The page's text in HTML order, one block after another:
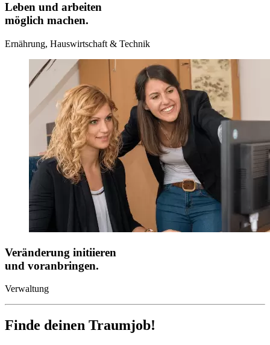
Leben und arbeiten
möglich machen.
Ernährung, Hauswirtschaft & Technik
Veränderung initiieren
und voranbringen.
Verwaltung
Finde deinen Traumjob!